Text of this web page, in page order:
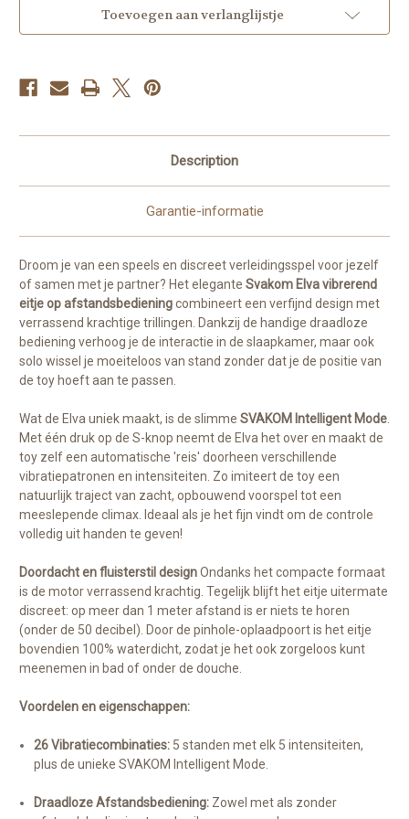
Toevoegen aan verlanglijstje
Description
Garantie-informatie
Droom je van een speels en discreet verleidingsspel voor jezelf
of samen met je partner? Het elegante Svakom Elva vibrerend
eitje op afstandsbedieningcombineert een verfijnd design met
verrassend krachtige trillingen. Dankzij de handige draadloze
bediening verhoog je de interactie in de slaapkamer, maar ook
solo wissel je moeiteloos van stand zonder dat je de positie van
de toy hoeft aan te passen.
Wat de Elva uniek maakt, is de slimme SVAKOM Intelligent Mode
Met één druk op de S-knop neemt de Elva het over en maakt de
toy zelf een automatische 'reis' doorheen verschillende
vibratiepatronen en intensiteiten. Zo imiteert de toy een
natuurlijk traject van zacht, opbouwend voorspel tot een
meeslepende climax. Ideaal als je het fijn vindt om de controle
volledig uit handen te geven!
Doordacht en fluisterstil designOndanks het compacte formaat
is de motor verrassend krachtig. Tegelijk blijft het eitje uitermate
discreet: op meer dan 1 meter afstand is er niets te horen
(onder de 50 decibel). Door de pinhole-oplaadpoort is het eitje
bovendien 100% waterdicht, zodat je het ook zorgeloos kunt
meenemen in bad of onder de douche.
Voordelen en eigenschappen:
26 Vibratiecombinaties: 5 standen met elk 5 intensiteiten,
plus de unieke SVAKOM Intelligent Mode.
Draadloze Afstandsbediening: Zowel met als zonder